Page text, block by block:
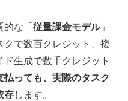
な「 従量課金モデル」
クで数百クレジット、複
生成で数千クレジット
払っても、実際のタスク
存します。